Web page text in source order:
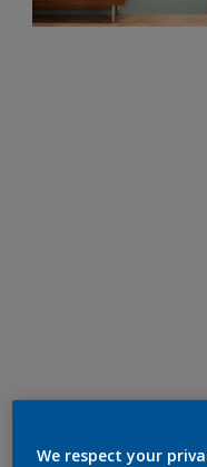
We respect your